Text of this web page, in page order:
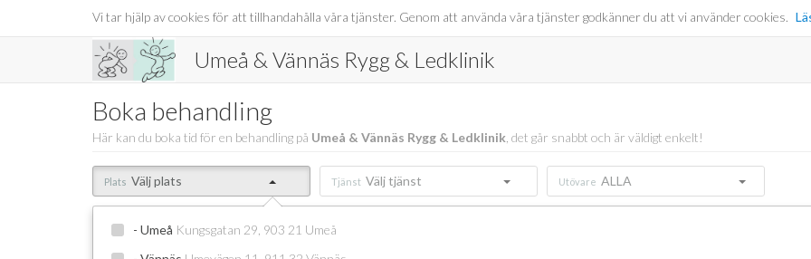
Vi tar hjälp av cookies för att tillhandahålla våra tjänster. Genom att använda våra tjänster godkänner du att vi använder cookies.
Umeå & Vännäs Rygg & Ledklinik
Boka behandling
Här kan du boka tid för en behandling på Umeå & Vännäs Rygg & Ledklinik , det går snabbt och är väldigt enkelt!
Plats Välj plats Tjänst Välj tjänst Utövare ALLA
- Umeå Kungsgatan 29, 903 21 Umeå